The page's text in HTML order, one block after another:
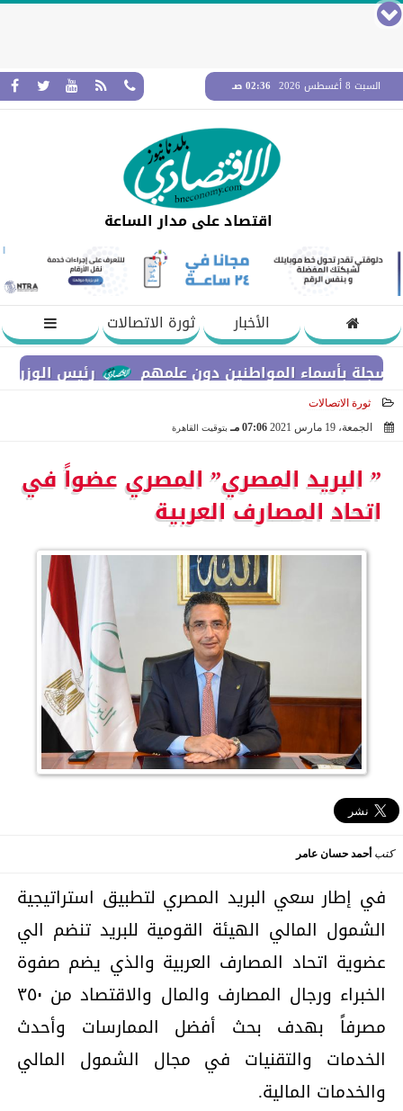
السبت 8 أغسطس 2026 02:36 صـ
اقتصاد على مدار الساعة
الأخبار
ثورة الاتصالات
رئيس الوزراء
المواطنين دون علمهم
ثورة الاتصالات
الجمعة، 19 مارس 2021
07:06 مـ بتوقيت القاهرة
” البريد المصري” المصري عضواً في
اتحاد المصارف العربية
كتبأحمد حسان عامر
في إطار سعي البريد المصري لتطبيق استراتيجية
الشمول المالي الهيئة القومية للبريد تنضم الي
عضوية اتحاد المصارف العربية والذي يضم صفوة
الخبراء ورجال المصارف والمال والاقتصاد من ٣٥٠
مصرفاً بهدف بحث أفضل الممارسات وأحدث
الخدمات والتقنيات في مجال الشمول المالي
والخدمات المالية.